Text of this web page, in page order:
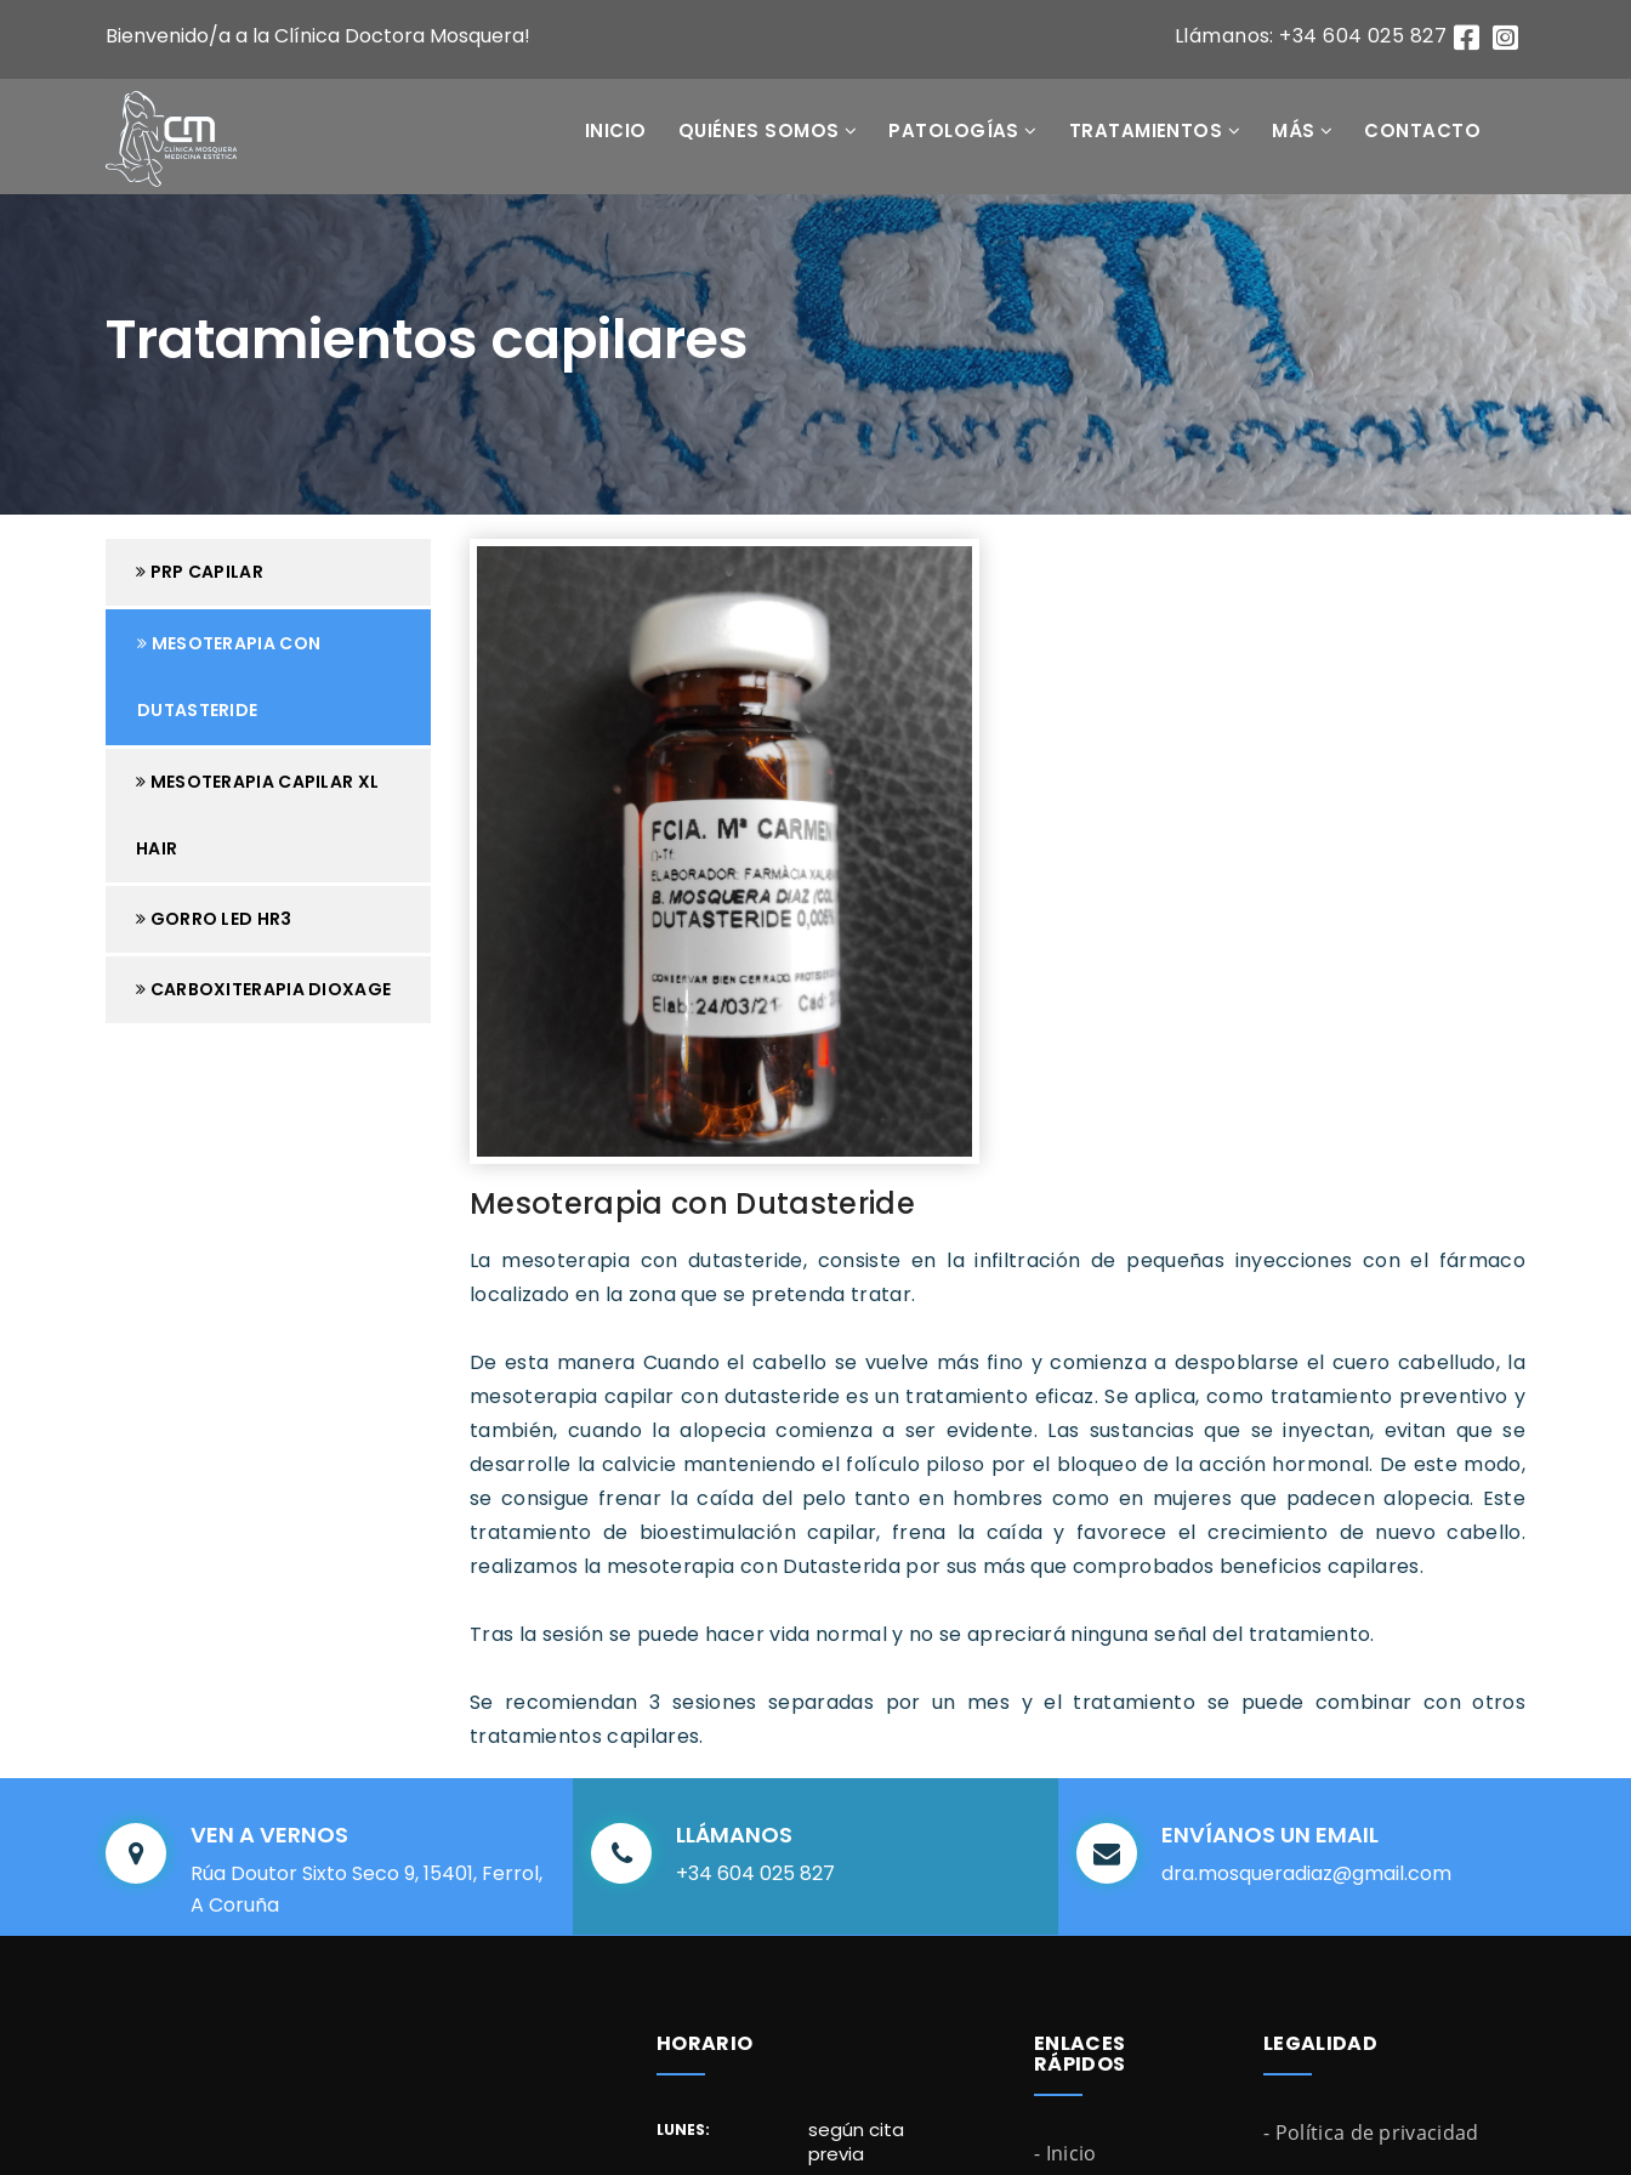
Bienvenido/a a la Clínica Doctora Mosquera! Llámanos: +34 604 025 827
INICIO QUIÉNES SOMOS PATOLOGÍAS TRATAMIENTOS MÁS CONTACTO
Tratamientos capilares
PRP CAPILAR
MESOTERAPIA CON
DUTASTERIDE
MESOTERAPIA CAPILAR XL
HAIR
GORRO LED HR3
CARBOXITERAPIA DIOXAGE
Mesoterapia con Dutasteride
La mesoterapia con dutasteride, consiste en la infiltración de pequeñas inyecciones con el fármaco
localizado en la zona que se pretenda tratar.
De esta manera Cuando el cabello se vuelve más fino y comienza a despoblarse el cuero cabelludo, la
mesoterapia capilar con dutasteride es un tratamiento eficaz. Se aplica, como tratamiento preventivo y
también, cuando la alopecia comienza a ser evidente. Las sustancias que se inyectan, evitan que se
desarrolle la calvicie manteniendo el folículo piloso por el bloqueo de la acción hormonal. De este modo,
se consigue frenar la caída del pelo tanto en hombres como en mujeres que padecen alopecia. Este
tratamiento de bioestimulación capilar, frena la caída y favorece el crecimiento de nuevo cabello.
realizamos la mesoterapia con Dutasterida por sus más que comprobados beneficios capilares.
Tras la sesión se puede hacer vida normal y no se apreciará ninguna señal del tratamiento.
Se recomiendan 3 sesiones separadas por un mes y el tratamiento se puede combinar con otros
tratamientos capilares.
VEN A VERNOS
Rúa Doutor Sixto Seco 9, 15401, Ferrol,
A Coruña
LLÁMANOS
+34 604 025 827
ENVÍANOS UN EMAIL
dra.mosqueradiaz@gmail.com
HORARIO
LUNES:
según cita
previa
ENLACES
RÁPIDOS
- Inicio
LEGALIDAD
- Política de privacidad